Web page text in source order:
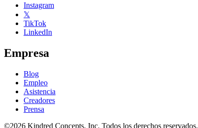
Instagram
𝕏
TikTok
LinkedIn
Empresa
Blog
Empleo
Asistencia
Creadores
Prensa
©2026 Kindred Concepts, Inc. Todos los derechos reservados.